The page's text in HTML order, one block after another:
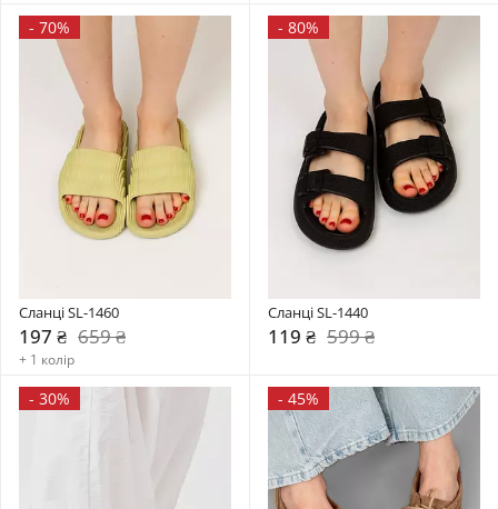
- 70%
Сланці SL-1460
197 ₴ 659 ₴
+ 1 колір
- 80%
Сланці SL-1440
119 ₴ 599 ₴
- 30% - 45%